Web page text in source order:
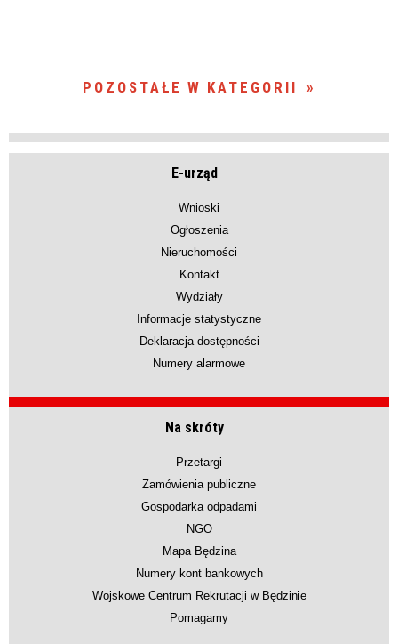
POZOSTAŁE W KATEGORII
E-urząd
Wnioski
Ogłoszenia
Nieruchomości
Kontakt
Wydziały
Informacje statystyczne
Deklaracja dostępności
Numery alarmowe
Na skróty
Przetargi
Zamówienia publiczne
Gospodarka odpadami
NGO
Mapa Będzina
Numery kont bankowych
Wojskowe Centrum Rekrutacji w Będzinie
Pomagamy